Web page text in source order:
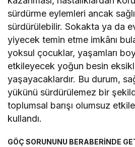
sürdürme eylemleri ancak
sürdürülebilir. Sokakta ya da
yiyecek temin etme imkânı
yoksul çocuklar, yaşamları
etkileyecek yoğun besin
yaşayacaklardır. Bu durum,
yükünü sürdürülemez bir
toplumsal barışı olumsuz
kullandı.
GÖÇ SORUNUNU BERABERİNDE